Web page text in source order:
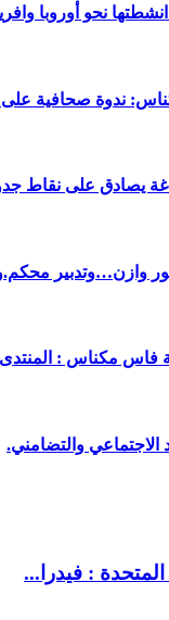
نحو أوروبا
ندوة صحافية
يصادق على نقاط
حضور وازن…وتدبير
فاس مكناس :
الاجتماعي والتضامني.
: فيدرا...